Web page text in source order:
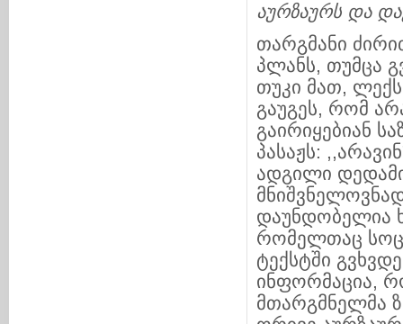
აურზაურს და
თარგმანი
პლანს, თუმცა
თუკი მათ,
გაუგეს, რომ
გაირიყებიან
პასაჟს:
ადგილი
დაუნდობელია
რომელთაც
ტექსტში
ინფორმაცია,
მთარგმნელმა